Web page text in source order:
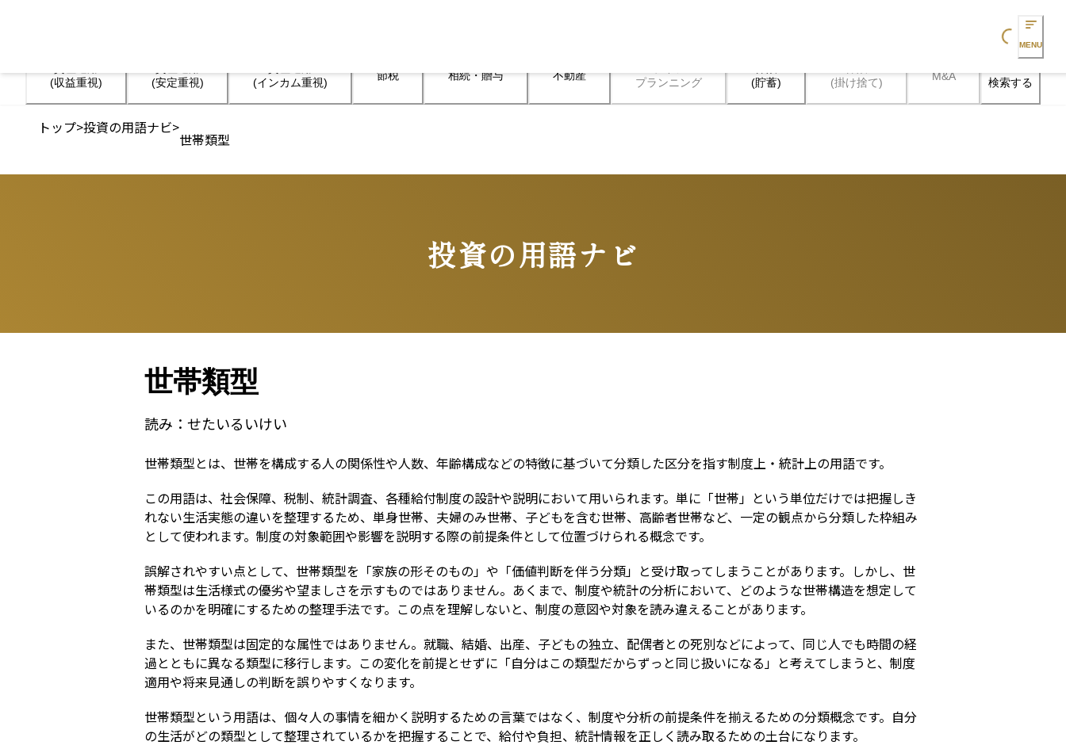
Loading...
MENU
(収益重視)
(安定重視)
(インカム重視)
節税 相続・贈与 不動産
プランニング
(貯蓄)
(掛け捨て)
M&A 検索する
トップ>投資の用語ナビ>
世帯類型
投資の用語ナビ
Terms
世帯類型
読み： せたいるいけい
世帯類型とは、世帯を構成する人の関係性や人数、年齢構成などの特徴に基づいて分類した区分を指す制度上・統計上の用語です。
この用語は、社会保障、税制、統計調査、各種給付制度の設計や説明において用いられます。単に「世帯」という単位だけでは把握しき
れない生活実態の違いを整理するため、単身世帯、夫婦のみ世帯、子どもを含む世帯、高齢者世帯など、一定の観点から分類した枠組み
として使われます。制度の対象範囲や影響を説明する際の前提条件として位置づけられる概念です。
誤解されやすい点として、世帯類型を「家族の形そのもの」や「価値判断を伴う分類」と受け取ってしまうことがあります。しかし、世
帯類型は生活様式の優劣や望ましさを示すものではありません。あくまで、制度や統計の分析において、どのような世帯構造を想定して
いるのかを明確にするための整理手法です。この点を理解しないと、制度の意図や対象を読み違えることがあります。
また、世帯類型は固定的な属性ではありません。就職、結婚、出産、子どもの独立、配偶者との死別などによって、同じ人でも時間の経
過とともに異なる類型に移行します。この変化を前提とせずに「自分はこの類型だからずっと同じ扱いになる」と考えてしまうと、制度
適用や将来見通しの判断を誤りやすくなります。
世帯類型という用語は、個々人の事情を細かく説明するための言葉ではなく、制度や分析の前提条件を揃えるための分類概念です。自分
の生活がどの類型として整理されているかを把握することで、給付や負担、統計情報を正しく読み取るための土台になります。